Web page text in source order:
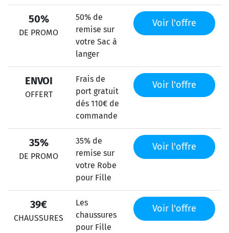
50%
DE PROMO
50% de
remise sur
votre Sac à
langer
Voir l'offre
ENVOI
OFFERT
Frais de
port gratuit
dés 110€ de
commande
Voir l'offre
35%
DE PROMO
35% de
remise sur
votre Robe
pour Fille
Voir l'offre
39€
CHAUSSURES
Les
chaussures
pour Fille
Voir l'offre